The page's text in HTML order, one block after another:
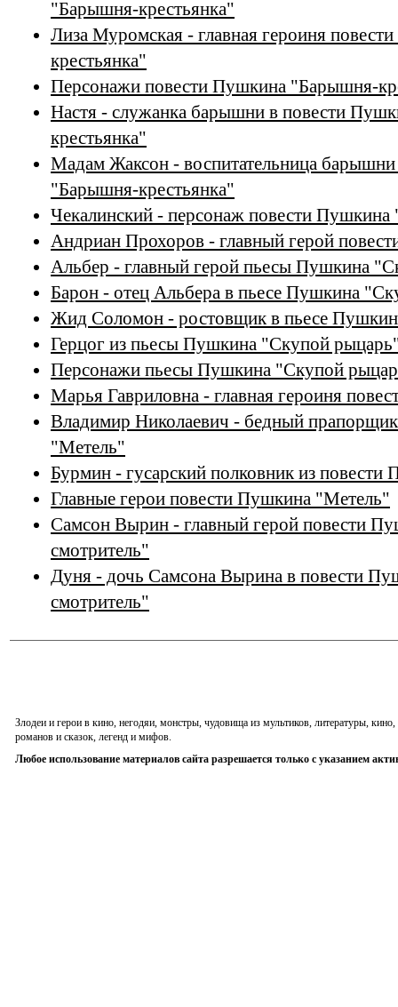
"Барышня-крестьянка"
Лиза Муромская - главная героиня
крестьянка"
Персонажи повести Пушкина "Барышня-
Настя - служанка барышни в повести
крестьянка"
Мадам Жаксон - воспитательница
"Барышня-крестьянка"
Чекалинский - персонаж повести
Андриан Прохоров - главный герой
Альбер - главный герой пьесы Пушкина
Барон - отец Альбера в пьесе Пушкина
Жид Соломон - ростовщик в пьесе
Герцог из пьесы Пушкина "Скупой
Персонажи пьесы Пушкина "Скупой
Марья Гавриловна - главная героиня
Владимир Николаевич - бедный
"Метель"
Бурмин - гусарский полковник из
Главные герои повести Пушкина "Метель"
Самсон Вырин - главный герой повести
смотритель"
Дуня - дочь Самсона Вырина в повести
смотритель"
Злодеи и герои в кино, негодяи, монстры, чудовища из мультиков, литературы,
романов и сказок, легенд и мифов.
Любое использование материалов сайта разрешается только с указанием